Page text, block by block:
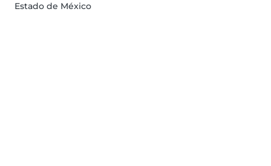
Estado de México